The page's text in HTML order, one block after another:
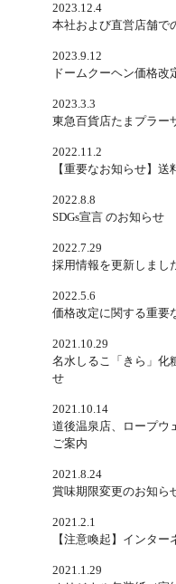
2023.12.4
本社および直営店舗で
2023.9.12
ドームクーヘン価格改
2023.3.3
東急百貨店たまプラー
2022.11.2
【重要なお知らせ】
2022.8.8
SDGs宣言 のお知らせ
2022.7.29
採用情報を更新しまし
2022.5.6
価格改定に関する重要
2021.10.29
名水しるこ「きら」化
せ
2021.10.14
道後温泉店、ロープウ
ご案内
2021.8.24
賞味期限変更のお知ら
2021.2.1
【注意喚起】インタ
2021.1.29